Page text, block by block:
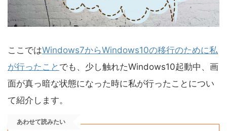
ここではWindows7からWindows10の移行のために私
が行ったこと でも、少し触れたWindows10起動中、画
面が真っ暗な状態になった時に私が行ったことについ
て紹介します。
あわせて読みたい